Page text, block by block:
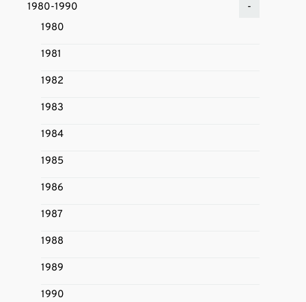
1980-1990
1980
1981
1982
1983
1984
1985
1986
1987
1988
1989
1990